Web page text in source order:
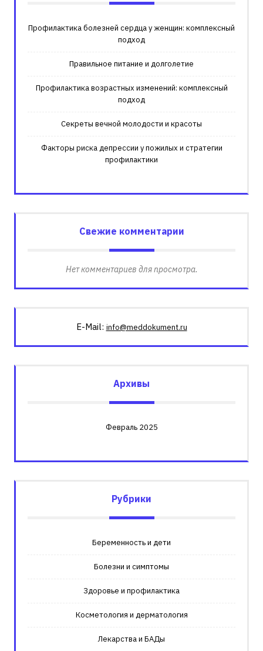
Профилактика болезней сердца у женщин: комплексный
подход
Правильное питание и долголетие
Профилактика возрастных изменений: комплексный
подход
Секреты вечной молодости и красоты
Факторы риска депрессии у пожилых и стратегии
профилактики
Свежие комментарии
Нет комментариев для просмотра.
E-Mail: info@meddokument.ru
Архивы
Февраль 2025
Рубрики
Беременность и дети
Болезни и симптомы
Здоровье и профилактика
Косметология и дерматология
Лекарства и БАДы